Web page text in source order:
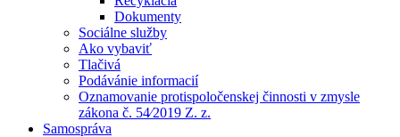
Dokumenty
Sociálne služby
Ako vybaviť
Tlačivá
Podávánie informacií
Oznamovanie protispoločenskej činnosti v zmysle
zákona č. 54⁄2019 Z. z.
Samospráva